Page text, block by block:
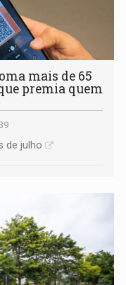
mais de 65
premia quem
de julho